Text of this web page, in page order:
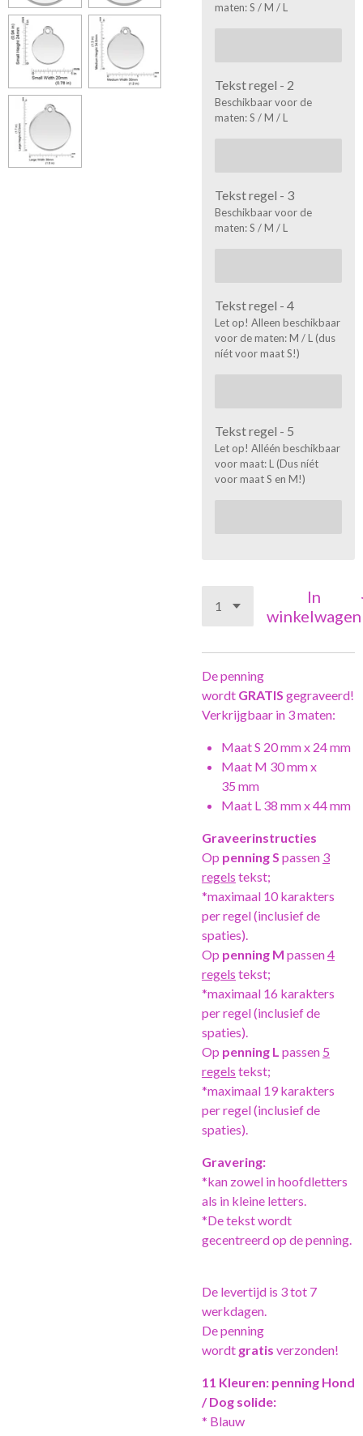
maten: S / M / L
Tekst regel - 2
Beschikbaar voor de
maten: S / M / L
Tekst regel - 3
Beschikbaar voor de
maten: S / M / L
Tekst regel - 4
Let op! Alleen beschikbaar
voor de maten: M / L (dus
níét voor maat S!)
Tekst regel - 5
Let op! Alléén beschikbaar
voor maat: L (Dus níét
voor maat S en M!)
In
winkelwagen
De penning
wordt GRATIS gegraveerd!
Verkrijgbaar in 3 maten:
Maat S 20 mm x 24 mm
Maat M 30 mm x
35 mm
Maat L 38 mm x 44 mm
Graveerinstructies
Op penning S passen 3
regels tekst;
*maximaal 10 karakters
per regel (inclusief de
spaties).
Op penning M passen4
regels tekst;
*maximaal 16 karakters
per regel (inclusief de
spaties).
Op penning L passen 5
regels tekst;
*maximaal 19 karakters
per regel (inclusief de
spaties).
Gravering:
*kan zowel in hoofdletters
als in kleine letters.
*De tekst wordt
gecentreerd op de penning.
De levertijd is 3 tot 7
werkdagen.
De penning
wordt gratis verzonden!
11 Kleuren: penning Hond
/ Dog solide:
* Blauw